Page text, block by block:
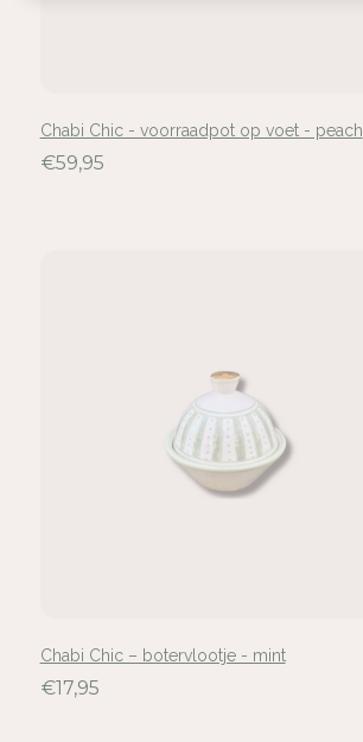
Chabi Chic - voorraadpot op voet - peach
€59,95
Chabi Chic – botervlootje - mint
€17,95